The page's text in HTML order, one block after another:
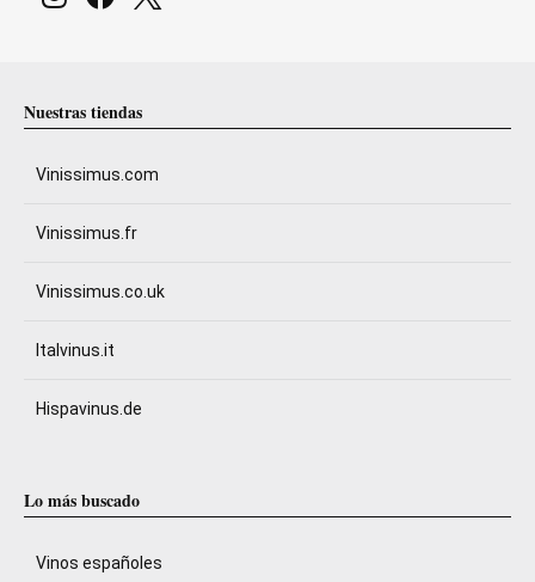
Nuestras tiendas
Vinissimus.com
Vinissimus.fr
Vinissimus.co.uk
Italvinus.it
Hispavinus.de
Lo más buscado
Vinos españoles